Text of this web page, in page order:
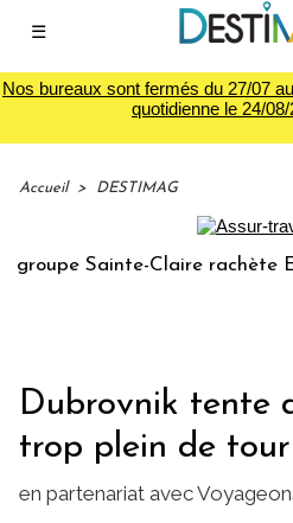
☰
Nos bureaux sont fermés du 27/07
quotidienne le 24/
Accueil > DESTIMAG
Sainte-Claire rachète
Dubrovnik tente
trop plein de
en partenariat avec